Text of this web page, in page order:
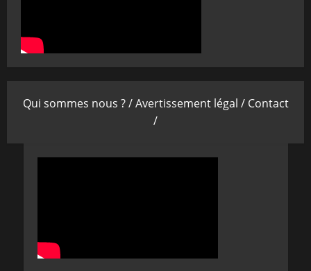
Qui sommes nous ? /Avertissement légal / Contact
/